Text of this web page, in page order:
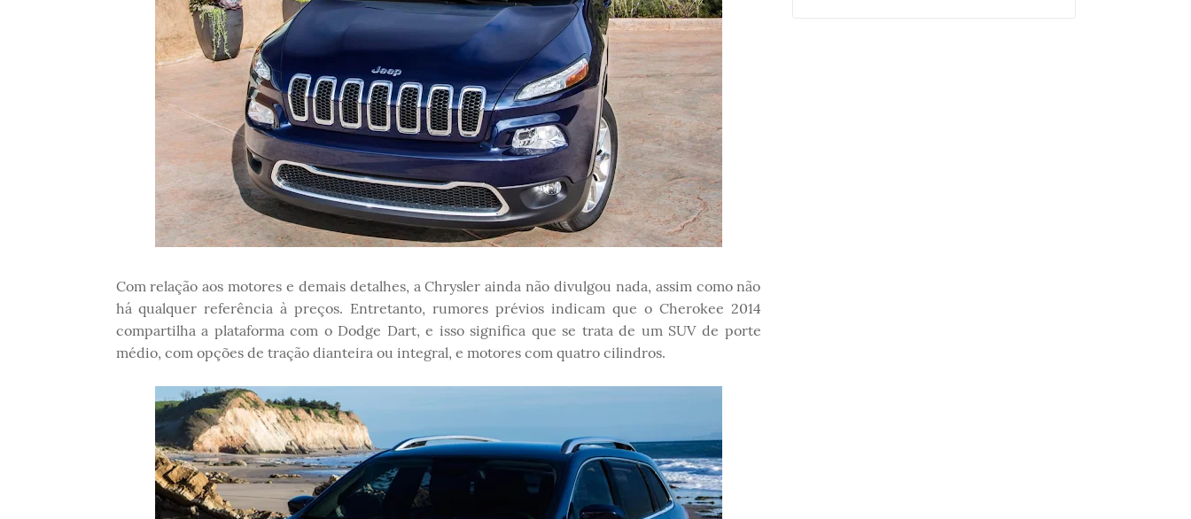
Com relação aos motores e demais detalhes, a Chrysler ainda não divulgou nada, assim como não
há qualquer referência à preços. Entretanto, rumores prévios indicam que o Cherokee 2014
compartilha a plataforma com o Dodge Dart, e isso significa que se trata de um SUV de porte
médio, com opções de tração dianteira ou integral, e motores com quatro cilindros.